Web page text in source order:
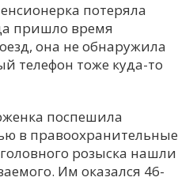
Т
У
Х
потеряла
пришло время
она не обнаружила
телефон тоже куда-то
поспешила
в правоохранительные
розыска нашли
Им оказался 46-